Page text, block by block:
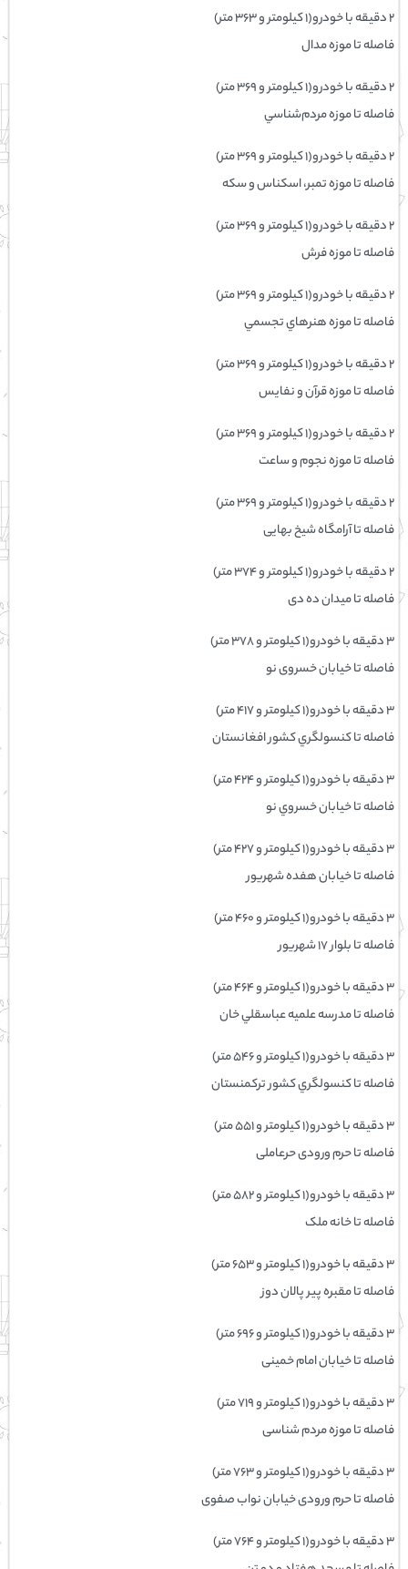
۲ دقیقه با خودرو(۱ کیلومتر و ۳۶۳ متر)
فاصله تا موزه مدال
۲ دقیقه با خودرو(۱ کیلومتر و ۳۶۹ متر)
فاصله تا موزه مردم‌شناسي
۲ دقیقه با خودرو(۱ کیلومتر و ۳۶۹ متر)
فاصله تا موزه تمبر، اسكناس و سكه
۲ دقیقه با خودرو(۱ کیلومتر و ۳۶۹ متر)
فاصله تا موزه فرش
۲ دقیقه با خودرو(۱ کیلومتر و ۳۶۹ متر)
فاصله تا موزه هنرهاي تجسمي
۲ دقیقه با خودرو(۱ کیلومتر و ۳۶۹ متر)
فاصله تا موزه قرآن و نفایس
۲ دقیقه با خودرو(۱ کیلومتر و ۳۶۹ متر)
فاصله تا موزه نجوم و ساعت
۲ دقیقه با خودرو(۱ کیلومتر و ۳۶۹ متر)
فاصله تا آرامگاه شیخ بهایی
۲ دقیقه با خودرو(۱ کیلومتر و ۳۷۴ متر)
فاصله تا میدان ده دی
۳ دقیقه با خودرو(۱ کیلومتر و ۳۷۸ متر)
فاصله تا خیابان خسروی نو
۳ دقیقه با خودرو(۱ کیلومتر و ۴۱۷ متر)
فاصله تا كنسولگري کشور افغانستان
۳ دقیقه با خودرو(۱ کیلومتر و ۴۲۴ متر)
فاصله تا خيابان خسروي نو
۳ دقیقه با خودرو(۱ کیلومتر و ۴۲۷ متر)
فاصله تا خیابان هفده شهریور
۳ دقیقه با خودرو(۱ کیلومتر و ۴۶۰ متر)
فاصله تا بلوار 17 شهریور
۳ دقیقه با خودرو(۱ کیلومتر و ۴۶۴ متر)
فاصله تا مدرسه علمیه عباسقلي خان
۳ دقیقه با خودرو(۱ کیلومتر و ۵۴۶ متر)
فاصله تا كنسولگري کشور ترکمنستان
۳ دقیقه با خودرو(۱ کیلومتر و ۵۵۱ متر)
فاصله تا حرم ورودی حرعاملی
۳ دقیقه با خودرو(۱ کیلومتر و ۵۸۲ متر)
فاصله تا خانه ملک
۳ دقیقه با خودرو(۱ کیلومتر و ۶۵۳ متر)
فاصله تا مقبره پیر پالان دوز
۳ دقیقه با خودرو(۱ کیلومتر و ۶۹۶ متر)
فاصله تا خیابان امام خمینی
۳ دقیقه با خودرو(۱ کیلومتر و ۷۱۹ متر)
فاصله تا موزه مردم‌ شناسی
۳ دقیقه با خودرو(۱ کیلومتر و ۷۶۳ متر)
فاصله تا حرم ورودی خیابان نواب صفوی
۳ دقیقه با خودرو(۱ کیلومتر و ۷۶۴ متر)